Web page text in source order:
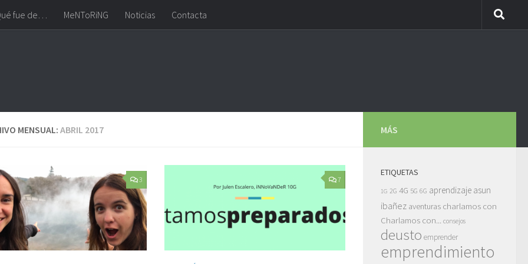
fue de… MeNToRiNG Noticias Contacta
MENSUAL: ABRIL 2017
3 7
MÁS
ETIQUETAS
1G 2G 4G 5G 6G aprendizaje asun
ibañez aventuras charlamos con
Charlamos con... consejos
deusto emprender
emprendimiento